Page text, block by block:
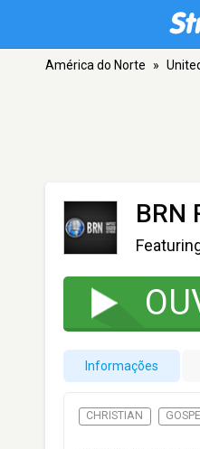
América do Norte »
BRN
Informações
CHRISTIAN